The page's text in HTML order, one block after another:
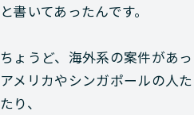
と書いてあったんです。
ちょうど、海外系の案件があ
アメリカやシンガポールの人
たり、